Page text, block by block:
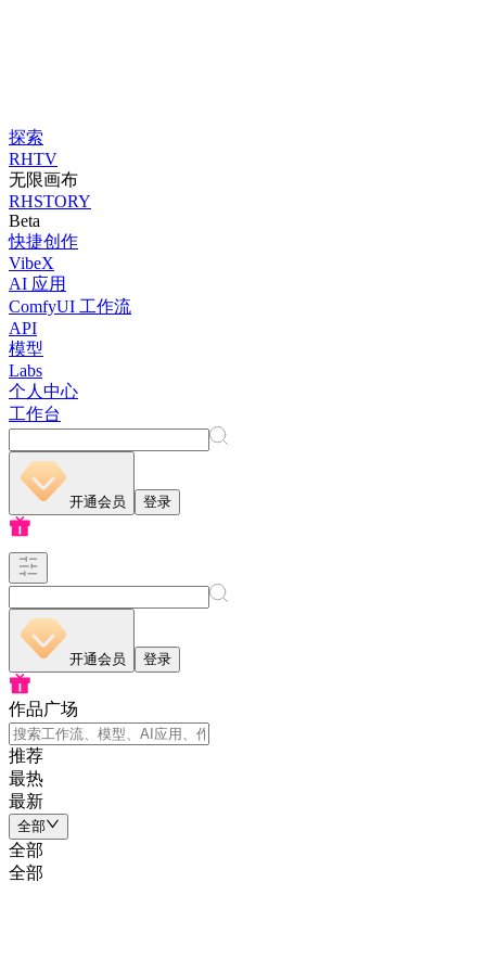
探索
RHTV
无限画布
RHSTORY
Beta
快捷创作
VibeX
AI 应用
ComfyUI 工作流
API
模型
Labs
个人中心
工作台
开通会员 登录
开通会员 登录
作品广场
推荐
最热
最新
全部
全部
全部